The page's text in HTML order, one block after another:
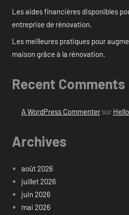
Les aides financières disponibles
entreprise de rénovation.
Les meilleures pratiques pour
maison grâce à la rénovation.
Recent Comments
A WordPress Commentersur
Archives
août 2026
juillet 2026
juin 2026
mai 2026